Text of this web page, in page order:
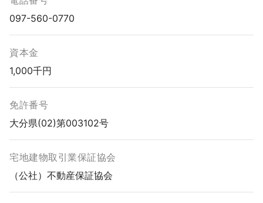
097-560-0770
資本金
1,000千円
免許番号
大分県(02)第003102号
宅地建物取引業保証協会
（公社）不動産保証協会